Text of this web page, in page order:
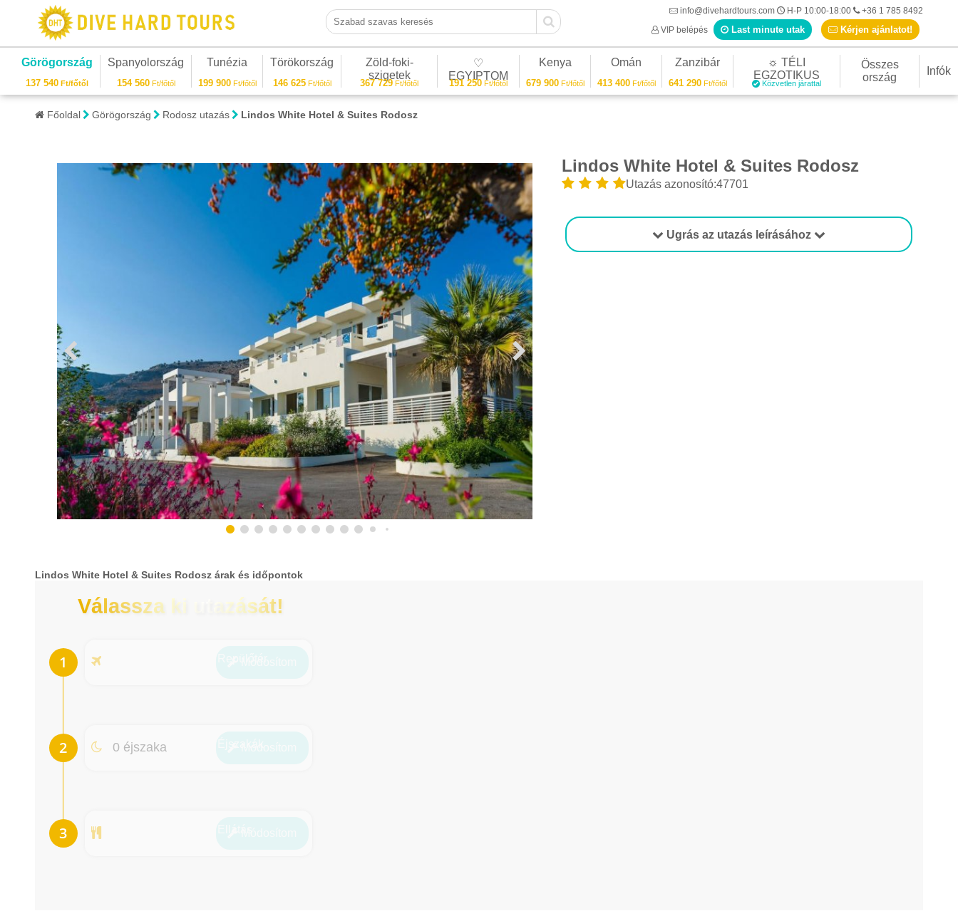
Szabad szavas keresés
info@divehardtours.com H-P 10:00-18:00
+36 1 785 8492
VIP belépés
Last minute utak Kérjen ajánlatot!
Görögország
137 540 Ft/főtől
Spanyolország
154 560Ft/főtől
Tunézia
199 900Ft/főtől
Törökország
146 625Ft/főtől
Zöld-foki-
szigetek
367 729 Ft/főtől
♡
EGYIPTOM
191 250 Ft/főtől
Kenya
679 900Ft/főtől
Omán
413 400Ft/főtől
Zanzibár
641 290Ft/főtől
☼ TÉLI
EGZOTIKUS
Közvetlen járattal
Összes
ország
Infók
Főoldal Görögország Rodosz utazás Lindos White Hotel & Suites Rodosz
Lindos White Hotel & Suites Rodosz
Utazás azonosító:47701
Ugrás az utazás leírásához
Lindos White Hotel & Suites Rodosz árak és időpontok
Válassza ki utazását!
0 éjszaka